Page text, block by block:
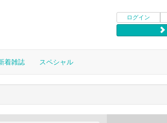
ログイン
着雑誌 スペシャル